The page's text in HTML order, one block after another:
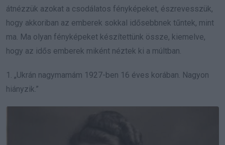
átnézzük azokat a csodálatos fényképeket, észrevesszük,
hogy akkoriban az emberek sokkal idősebbnek tűntek, mint
ma. Ma olyan fényképeket készítettünk össze, kiemelve,
hogy az idős emberek miként néztek ki a múltban.
1. „Ukrán nagymamám 1927-ben 16 éves korában. Nagyon
hiányzik.”